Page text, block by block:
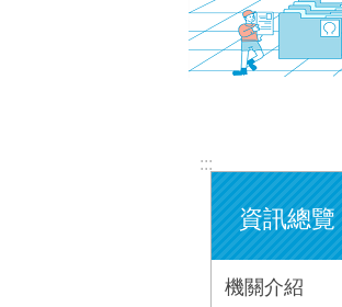
:::
資訊總覽
機關介紹